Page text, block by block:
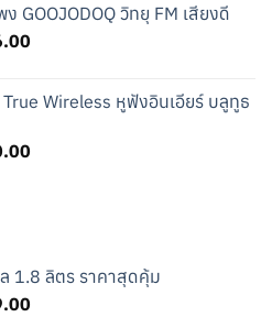
is:
฿119.00.
GOOJODOQ วิทยุ FM เสียงดี
Current
฿176.00.
Wireless หูฟังอินเอียร์ บลูทูธ
Current
1.8 ลิตร ราคาสุดคุ้ม
Current